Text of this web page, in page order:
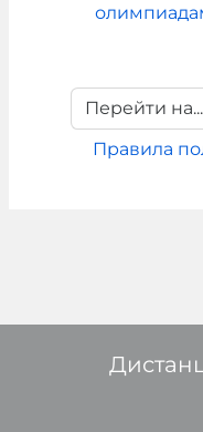
Перейти на...
Правила